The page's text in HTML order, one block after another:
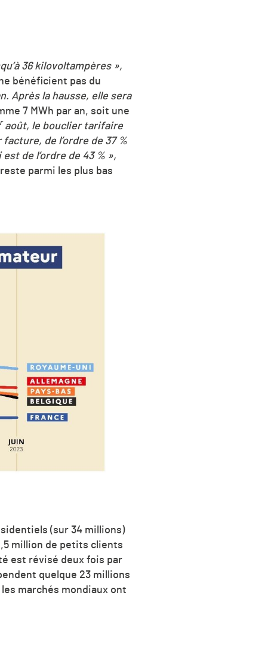
36 kilovoltampères »,
bénéficient pas du
Après la hausse, elle sera
7 MWh par an, soit une
août, le bouclier tarifaire
de l’ordre de 37 %
de l’ordre de 43 % »,
parmi les plus bas
(sur 34 millions)
million de petits clients
est révisé deux fois par
quelque 23 millions
marchés mondiaux ont